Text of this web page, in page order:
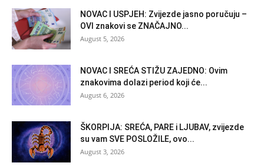
NOVAC I USPJEH: Zvijezde jasno poručuju –
OVI znakovi se ZNAČAJNO...
August 5, 2026
NOVAC I SREĆA STIŽU ZAJEDNO: Ovim
znakovima dolazi period koji će...
August 6, 2026
ŠKORPIJA: SREĆA, PARE i LJUBAV, zvijezde
su vam SVE POSLOŽILE, ovo...
August 3, 2026